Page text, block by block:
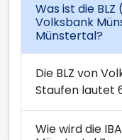
Was ist die
Volksbank
Münstertal?
Die BLZ von
Staufen lautet
Wie wird die